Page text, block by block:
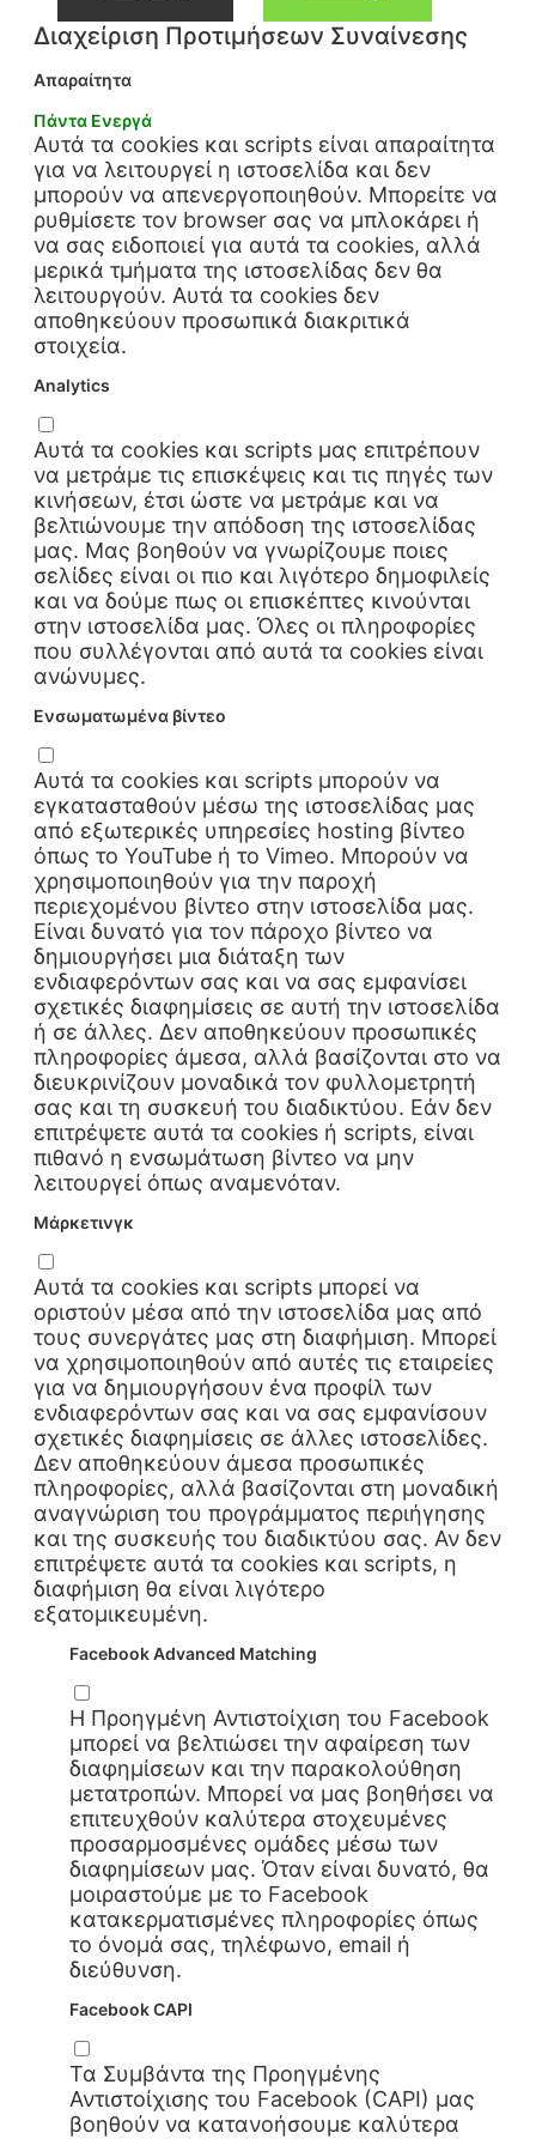
Διαχείριση Προτιμήσεων Συναίνεσης
Απαραίτητα
Πάντα Ενεργά
Αυτά τα cookies και scripts είναι απαραίτητα
για να λειτουργεί η ιστοσελίδα και δεν
μπορούν να απενεργοποιηθούν. Μπορείτε να
ρυθμίσετε τον browser σας να μπλοκάρει ή
να σας ειδοποιεί για αυτά τα cookies, αλλά
μερικά τμήματα της ιστοσελίδας δεν θα
λειτουργούν. Αυτά τα cookies δεν
αποθηκεύουν προσωπικά διακριτικά
στοιχεία.
Analytics
Αυτά τα cookies και scripts μας επιτρέπουν
να μετράμε τις επισκέψεις και τις πηγές των
κινήσεων, έτσι ώστε να μετράμε και να
βελτιώνουμε την απόδοση της ιστοσελίδας
μας. Μας βοηθούν να γνωρίζουμε ποιες
σελίδες είναι οι πιο και λιγότερο δημοφιλείς
και να δούμε πως οι επισκέπτες κινούνται
στην ιστοσελίδα μας. Όλες οι πληροφορίες
που συλλέγονται από αυτά τα cookies είναι
ανώνυμες.
Ενσωματωμένα βίντεο
Αυτά τα cookies και scripts μπορούν να
εγκατασταθούν μέσω της ιστοσελίδας μας
από εξωτερικές υπηρεσίες hosting βίντεο
όπως το YouTube ή το Vimeo. Μπορούν να
χρησιμοποιηθούν για την παροχή
περιεχομένου βίντεο στην ιστοσελίδα μας.
Είναι δυνατό για τον πάροχο βίντεο να
δημιουργήσει μια διάταξη των
ενδιαφερόντων σας και να σας εμφανίσει
σχετικές διαφημίσεις σε αυτή την ιστοσελίδα
ή σε άλλες. Δεν αποθηκεύουν προσωπικές
πληροφορίες άμεσα, αλλά βασίζονται στο να
διευκρινίζουν μοναδικά τον φυλλομετρητή
σας και τη συσκευή του διαδικτύου. Εάν δεν
επιτρέψετε αυτά τα cookies ή scripts, είναι
πιθανό η ενσωμάτωση βίντεο να μην
λειτουργεί όπως αναμενόταν.
Μάρκετινγκ
Αυτά τα cookies και scripts μπορεί να
οριστούν μέσα από την ιστοσελίδα μας από
τους συνεργάτες μας στη διαφήμιση. Μπορεί
να χρησιμοποιηθούν από αυτές τις εταιρείες
για να δημιουργήσουν ένα προφίλ των
ενδιαφερόντων σας και να σας εμφανίσουν
σχετικές διαφημίσεις σε άλλες ιστοσελίδες.
Δεν αποθηκεύουν άμεσα προσωπικές
πληροφορίες, αλλά βασίζονται στη μοναδική
αναγνώριση του προγράμματος περιήγησης
και της συσκευής του διαδικτύου σας. Αν δεν
επιτρέψετε αυτά τα cookies και scripts, η
διαφήμιση θα είναι λιγότερο
εξατομικευμένη.
Facebook Advanced Matching
Η Προηγμένη Αντιστοίχιση του Facebook
μπορεί να βελτιώσει την αφαίρεση των
διαφημίσεων και την παρακολούθηση
μετατροπών. Μπορεί να μας βοηθήσει να
επιτευχθούν καλύτερα στοχευμένες
προσαρμοσμένες ομάδες μέσω των
διαφημίσεων μας. Όταν είναι δυνατό, θα
μοιραστούμε με το Facebook
κατακερματισμένες πληροφορίες όπως
το όνομά σας, τηλέφωνο, email ή
διεύθυνση.
Facebook CAPI
Τα Συμβάντα της Προηγμένης
Αντιστοίχισης του Facebook (CAPI) μας
βοηθούν να κατανοήσουμε καλύτερα